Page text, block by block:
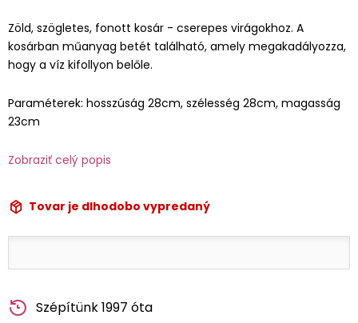
Zöld, szögletes, fonott kosár - cserepes virágokhoz. A
kosárban műanyag betét található, amely megakadályozza,
hogy a víz kifollyon belőle.
Paraméterek: hosszúság 28cm, szélesség 28cm, magasság
23cm
Zobraziť celý popis
Tovar je dlhodobo vypredaný
Szépítünk 1997 óta